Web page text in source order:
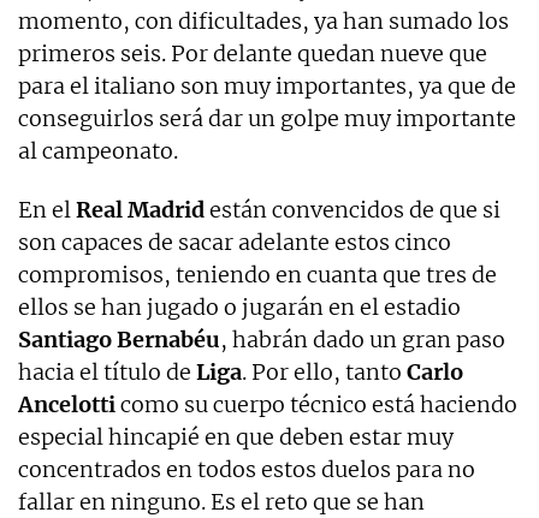
momento, con dificultades, ya han sumado los
primeros seis. Por delante quedan nueve que
para el italiano son muy importantes, ya que de
conseguirlos será dar un golpe muy importante
al campeonato.
En elReal Madridestán convencidos de que si
son capaces de sacar adelante estos cinco
compromisos, teniendo en cuanta que tres de
ellos se han jugado o jugarán en el estadio
Santiago Bernabéu, habrán dado un gran paso
hacia el título de Liga. Por ello, tanto Carlo
Ancelotticomo su cuerpo técnico está haciendo
especial hincapié en que deben estar muy
concentrados en todos estos duelos para no
fallar en ninguno. Es el reto que se han